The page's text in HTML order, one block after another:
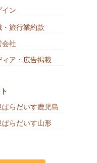
イン
・旅行業約款
会社
ィア・広告掲載
ぱらだいす鹿児島
ぱらだいす山形